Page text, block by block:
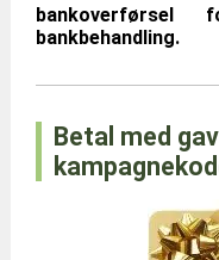
bankbehandling.
Betal med